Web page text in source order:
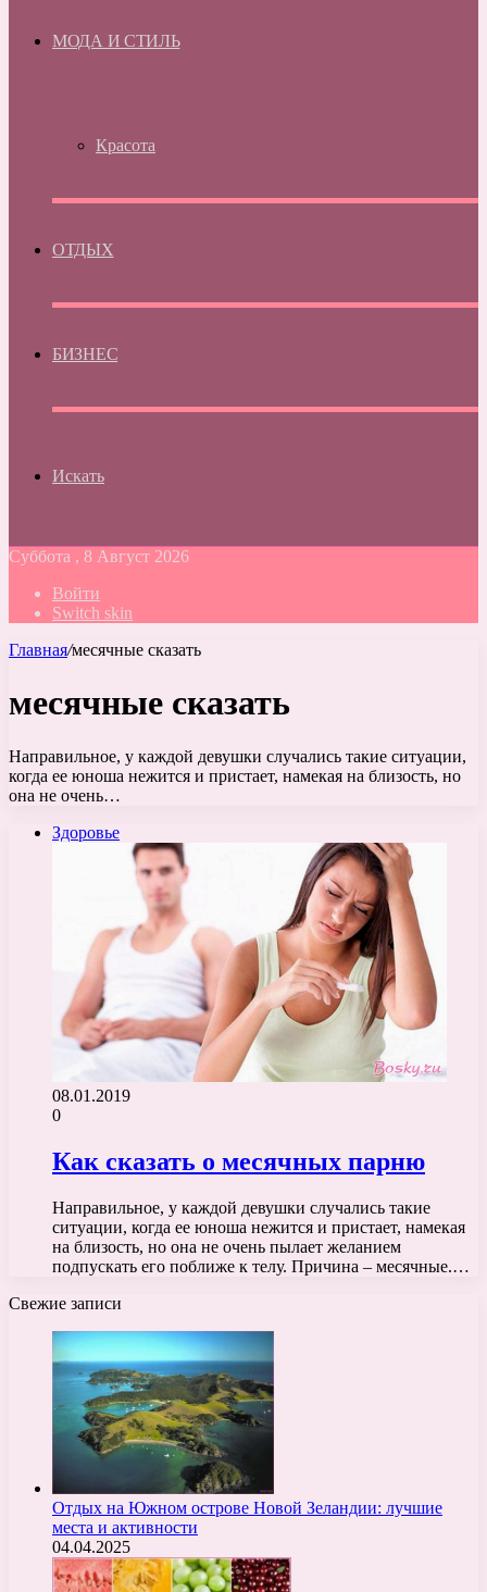
МОДА И СТИЛЬ
Красота
ОТДЫХ
БИЗНЕС
Искать
Суббота , 8 Август 2026
Войти
Switch skin
Главная/месячные сказать
месячные сказать
Направильное, у каждой девушки случались такие ситуации,
когда ее юноша нежится и пристает, намекая на близость, но
она не очень…
Здоровье
08.01.2019
0
Как сказать о месячных парню
Направильное, у каждой девушки случались такие
ситуации, когда ее юноша нежится и пристает, намекая
на близость, но она не очень пылает желанием
подпускать его поближе к телу. Причина – месячные.…
Свежие записи
Отдых на Южном острове Новой Зеландии: лучшие
места и активности
04.04.2025